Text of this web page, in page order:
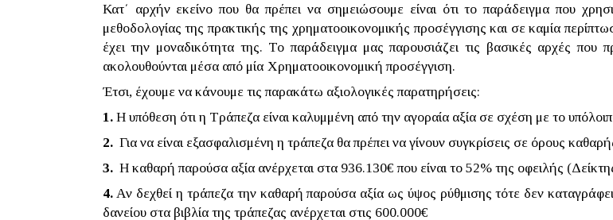
Κατ΄ αρχήν εκείνο που θα πρέπει να σημειώσουμε είναι ότι το παράδειγμα που
μεθοδολογίας της πρακτικής της χρηματοοικονομικής προσέγγισης και σε καμία
έχει την μοναδικότητα της. Το παράδειγμα μας παρουσιάζει τις βασικές αρχές που
ακολουθούνται μέσα από μία Χρηματοοικονομική προσέγγιση.
Έτσι, έχουμε να κάνουμε τις παρακάτω αξιολογικές παρατηρήσεις:
1.Η υπόθεση ότι η Τράπεζα είναι καλυμμένη από την αγοραία αξία σε σχέση με το
2.Για να είναι εξασφαλισμένη η τράπεζα θα πρέπει να γίνουν συγκρίσεις σε όρους
3.Η καθαρή παρούσα αξία ανέρχεται στα 936.130€ που είναι το 52% της οφειλής
4.Αν δεχθεί η τράπεζα την καθαρή παρούσα αξία ως ύψος ρύθμισης τότε δεν
δανείου στα βιβλία της τράπεζας ανέρχεται στις 600.000€